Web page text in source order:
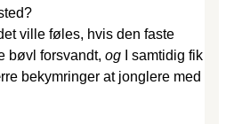
ville føles, hvis den faste
bøvl forsvandt, og I samtidig fik
bekymringer at jonglere med